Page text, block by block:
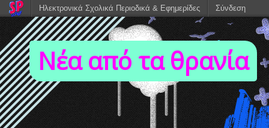
Νέα από τα θρανία
Ηλεκτρονικά Σχολικά Περιοδικά & Εφημερίδες Σύνδεση